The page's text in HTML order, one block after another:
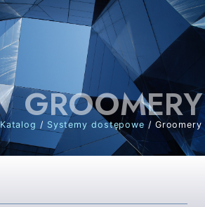
GROOMERY
Katalog / Systemy dostępowe / Groomery